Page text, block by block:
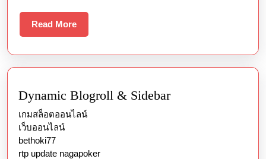
Die
Read MoreRead
More
Dynamic Blogroll & Sidebar
เกมสล็อตออนไลน์
เว็บออนไลน์
bethoki77
rtp update nagapoker